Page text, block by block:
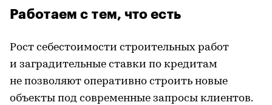
Работаем с тем, что есть
Рост себестоимости строительных работ
и заградительные ставки по кредитам
не позволяют оперативно строить новые
объекты под современные запросы клиентов.